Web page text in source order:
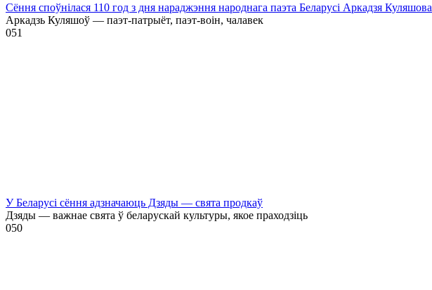
Сёння споўнілася 110 год з дня нараджэння народнага паэта Беларусі Аркадзя Куляшова
Аркадзь Куляшоў — паэт-патрыёт, паэт-воін, чалавек
051
У Беларусі сёння адзначаюць Дзяды — свята продкаў
Дзяды — важнае свята ў беларускай культуры, якое праходзіць
050